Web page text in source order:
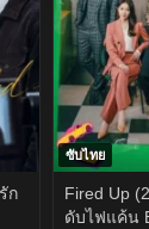
ก
ซับไทย
Fired Up
ดับไฟแค้น